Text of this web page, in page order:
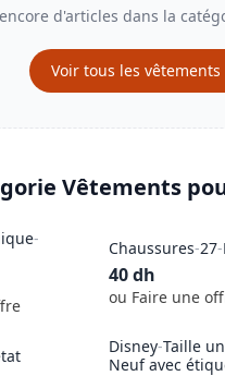
d'articles dans la
Voir tous les
Vêtements
-
Chaussures-27-
40dh
ou Faire une
Disney-Taille
Neuf avec